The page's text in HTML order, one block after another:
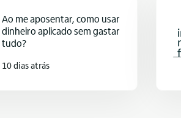
Ao me aposentar, como usar
dinheiro aplicado sem gastar
tudo?
10 dias atrás